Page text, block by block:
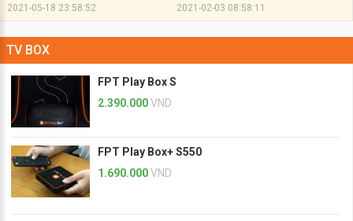
2021-05-18 23:58:52 2021-02-03 08:58:11
TV BOX
FPT Play Box S
2.390.000VND
FPT Play Box+ S550
1.690.000VND